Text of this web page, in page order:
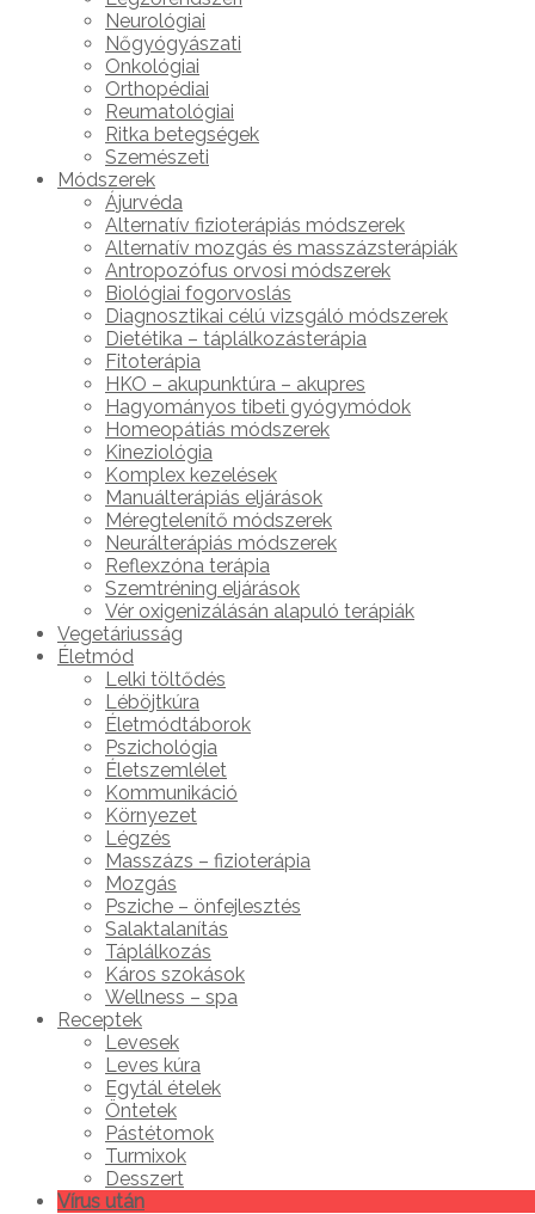
Neurológiai
Nőgyógyászati
Onkológiai
Orthopédiai
Reumatológiai
Ritka betegségek
Szemészeti
Módszerek
Ájurvéda
Alternatív fizioterápiás módszerek
Alternatív mozgás és masszázsterápiák
Antropozófus orvosi módszerek
Biológiai fogorvoslás
Diagnosztikai célú vizsgáló módszerek
Dietétika – táplálkozásterápia
Fitoterápia
HKO – akupunktúra – akupres
Hagyományos tibeti gyógymódok
Homeopátiás módszerek
Kineziológia
Komplex kezelések
Manuálterápiás eljárások
Méregtelenítő módszerek
Neurálterápiás módszerek
Reflexzóna terápia
Szemtréning eljárások
Vér oxigenizálásán alapuló terápiák
Vegetáriusság
Életmód
Lelki töltődés
Léböjtkúra
Életmódtáborok
Pszichológia
Életszemlélet
Kommunikáció
Környezet
Légzés
Masszázs – fizioterápia
Mozgás
Psziche – önfejlesztés
Salaktalanítás
Táplálkozás
Káros szokások
Wellness – spa
Receptek
Levesek
Leves kúra
Egytál ételek
Öntetek
Pástétomok
Turmixok
Desszert
Vírus után